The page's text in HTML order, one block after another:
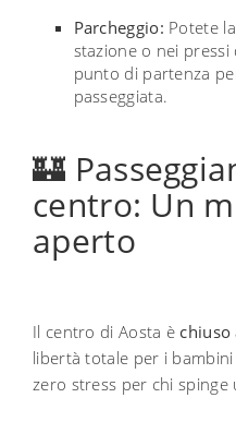
Parcheggio: Potete
stazione o nei pressi
punto di partenza
passeggiata.
🏰
centro: Un
aperto
Il centro di Aosta è
libertà totale per i
zero stress per chi spinge